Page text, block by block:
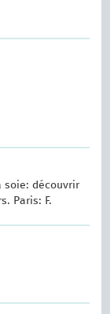
soie: découvrir
Paris: F.